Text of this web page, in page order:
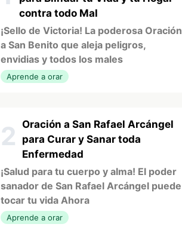
contra todo Mal
¡Sello de Victoria! La poderosa Oración
a San Benito que aleja peligros,
envidias y todos los males
Aprende a orar
2 Oración a San Rafael Arcángel
para Curar y Sanar toda
Enfermedad
¡Salud para tu cuerpo y alma! El poder
sanador de San Rafael Arcángel puede
tocar tu vida Ahora
Aprende a orar